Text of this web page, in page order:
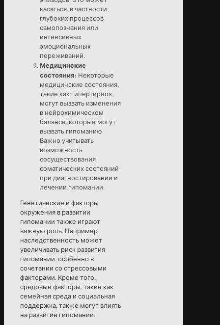
касаться, в частности,
глубоких процессов
самопознания или
интенсивных
эмоциональных
переживаний.
Медицинские
состояния: Некоторые
медицинские состояния,
такие как гипертиреоз,
могут вызвать изменения
в нейрохимическом
балансе, которые могут
вызвать гипоманию.
Важно учитывать
возможность
сосуществования
соматических состояний
при диагностировании и
лечении гипомании.
Генетические и факторы
окружения в развитии
гипомании также играют
важную роль. Например,
наследственность может
увеличивать риск развития
гипомании, особенно в
сочетании со стрессовыми
факторами. Кроме того,
средовые факторы, такие как
семейная среда и социальная
поддержка, также могут влиять
на развитие гипомании.